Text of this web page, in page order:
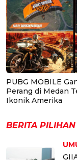
PUBG MOBILE
Perang di Medan
Ikonik Amerika
BERITA PILIHAN